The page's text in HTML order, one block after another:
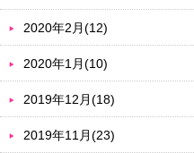
2020年2月(12)
2020年1月(10)
2019年12月(18)
2019年11月(23)